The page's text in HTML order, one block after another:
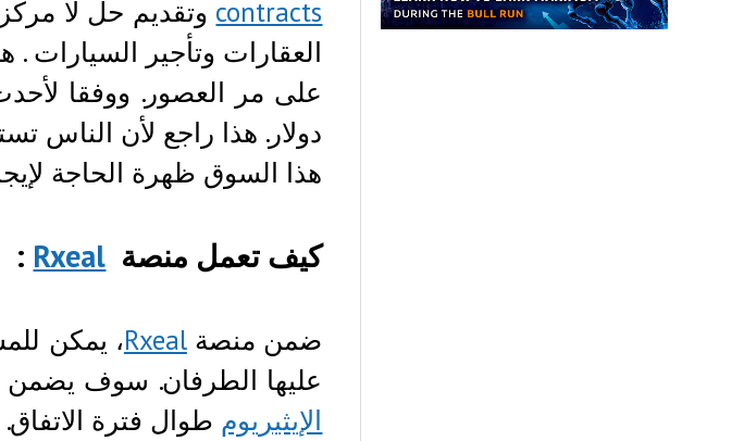
contracts وتقديم حل لا
العقارات وتأجير السيارات
دولار. هذا راجع لأن الناس
هذا السوق ظهرة الحاجة
كيف تعمل منصة Rxeal
:
ضمن منصةRxeal، يمكن
عليها الطرفان. سوف يضمن
الإيثيريوم طوال فترة